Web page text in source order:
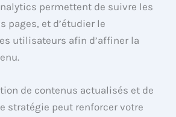
permettent de suivre les
pages, et d’étudier le
utilisateurs afin d’affiner la
de contenus actualisés et de
stratégie peut renforcer votre